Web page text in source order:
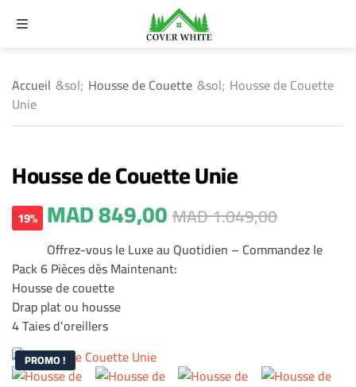
MENU
Accueil &sol; Housse de Couette &sol; Housse de Couette
Unie
Housse de Couette Unie
MAD849,00MAD1.049,00
19%
Offrez-vous le Luxe au Quotidien – Commandez le
Pack 6 Pièces dès Maintenant:
Housse de couette
Drap plat ou housse
4 Taies d’oreillers
PROMO !